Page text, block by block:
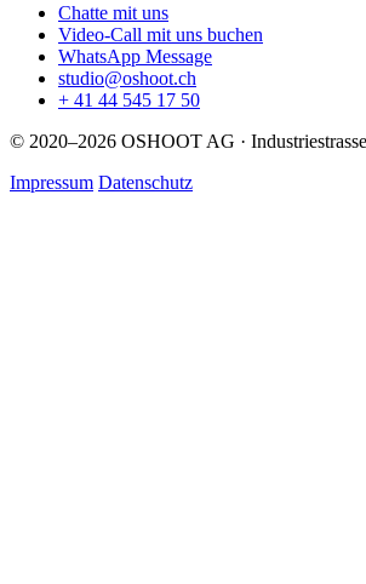
Chatte mit uns
Video-Call mit uns buchen
WhatsApp Message
studio@oshoot.ch
+ 41 44 545 17 50
© 2020–2026 OSHOOT AG ·
Impressum Datenschutz